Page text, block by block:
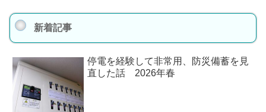
新着記事
停電を経験して非常用、防災備蓄を見
直した話 2026年春